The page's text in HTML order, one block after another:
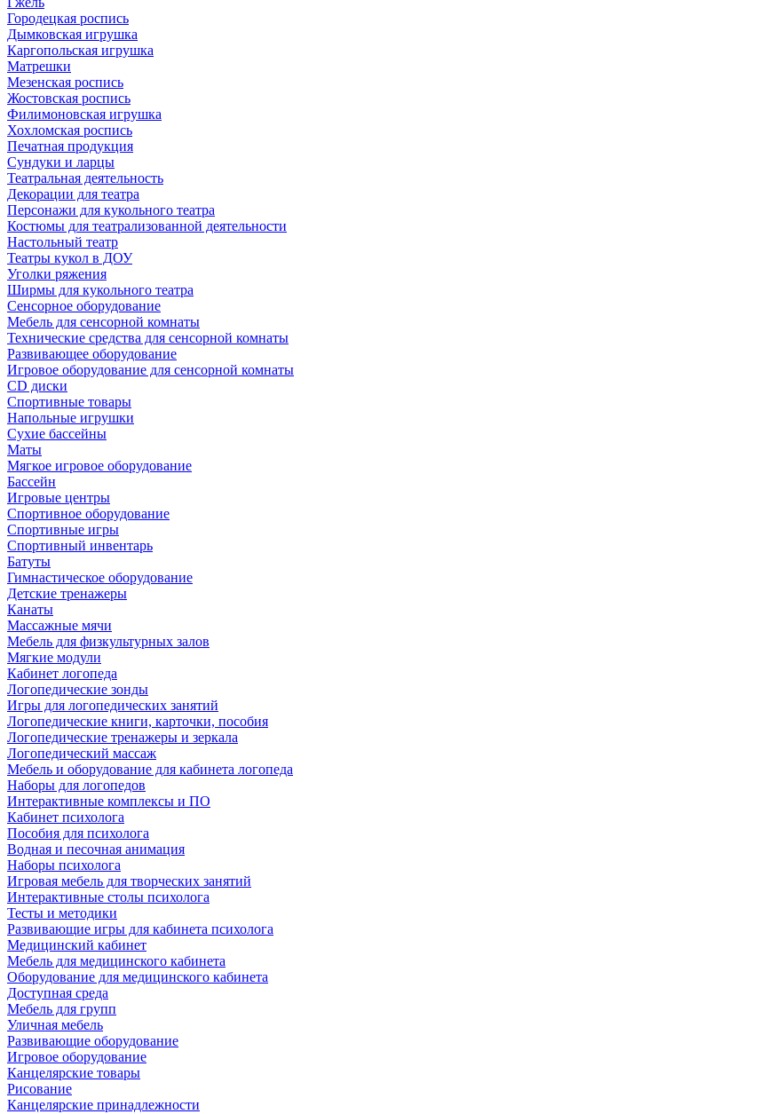
Городецкая роспись
Дымковская игрушка
Каргопольская игрушка
Матрешки
Мезенская роспись
Жостовская роспись
Филимоновская игрушка
Хохломская роспись
Печатная продукция
Сундуки и ларцы
Театральная деятельность
Декорации для театра
Персонажи для кукольного театра
Костюмы для театрализованной деятельности
Настольный театр
Театры кукол в ДОУ
Уголки ряжения
Ширмы для кукольного театра
Сенсорное оборудование
Мебель для сенсорной комнаты
Технические средства для сенсорной комнаты
Развивающее оборудование
Игровое оборудование для сенсорной комнаты
CD диски
Спортивные товары
Напольные игрушки
Сухие бассейны
Маты
Мягкое игровое оборудование
Бассейн
Игровые центры
Спортивное оборудование
Спортивные игры
Спортивный инвентарь
Батуты
Гимнастическое оборудование
Детские тренажеры
Канаты
Массажные мячи
Мебель для физкультурных залов
Мягкие модули
Кабинет логопеда
Логопедические зонды
Игры для логопедических занятий
Логопедические книги, карточки, пособия
Логопедические тренажеры и зеркала
Логопедический массаж
Мебель и оборудование для кабинета логопеда
Наборы для логопедов
Интерактивные комплексы и ПО
Кабинет психолога
Пособия для психолога
Водная и песочная анимация
Наборы психолога
Игровая мебель для творческих занятий
Интерактивные столы психолога
Тесты и методики
Развивающие игры для кабинета психолога
Медицинский кабинет
Мебель для медицинского кабинета
Оборудование для медицинского кабинета
Доступная среда
Мебель для групп
Уличная мебель
Развивающие оборудование
Игровое оборудование
Канцелярские товары
Рисование
Канцелярские принадлежности